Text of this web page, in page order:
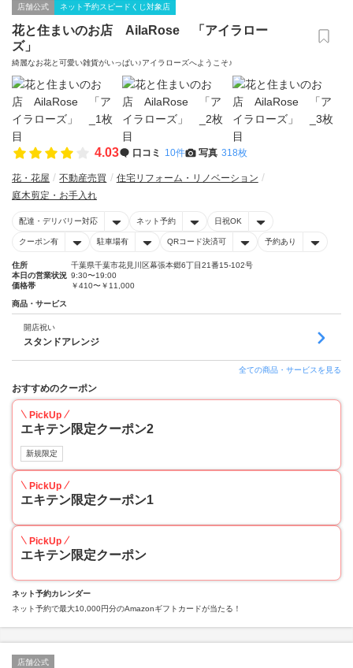
店舗公式 ネット予約スピードくじ対象店
花と住まいのお店 AilaRose 「アイラロー
ズ」
綺麗なお花と可愛い雑貨がいっぱい♪アイラローズへようこそ♪
4.03 口コミ 10件 写真 318枚
花・花屋 不動産売買
住宅リフォーム・リノベーション
庭木剪定・お手入れ
配達・デリバリー対応 ネット予約 日祝OK
クーポン有 駐車場有 QRコード決済可 予約あり
住所
千葉県千葉市花見川区幕張本郷6丁目21番15-102号
本日の営業状況 9:30〜19:00
価格帯
￥410〜￥11,000
商品・サービス
開店祝い
スタンドアレンジ
全ての商品・サービスを見る
おすすめのクーポン
PickUp
エキテン限定クーポン2
新規限定
PickUp
エキテン限定クーポン1
PickUp
エキテン限定クーポン
ネット予約カレンダー
ネット予約で最大10,000円分のAmazonギフトカードが当たる！
店舗公式